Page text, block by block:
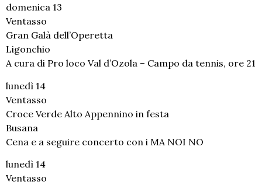
domenica 13
Ventasso
Gran Galà dell’Operetta
Ligonchio
A cura di Pro loco Val d’Ozola – Campo da tennis, ore 21
lunedì 14
Ventasso
Croce Verde Alto Appennino in festa
Busana
Cena e a seguire concerto con i MA NOI NO
lunedì 14
Ventasso